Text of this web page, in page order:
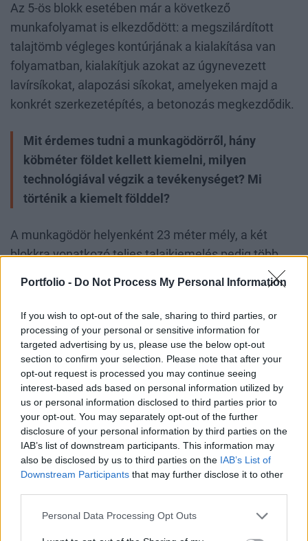
Portfolio - Do Not Process My Personal Information
If you wish to opt-out of the sale, sharing to third parties, or
processing of your personal or sensitive information for
targeted advertising by us, please use the below opt-out
section to confirm your selection. Please note that after your
opt-out request is processed you may continue seeing
interest-based ads based on personal information utilized by
us or personal information disclosed to third parties prior to
your opt-out. You may separately opt-out of the further
disclosure of your personal information by third parties on the
IAB’s list of downstream participants. This information may
also be disclosed by us to third parties on the IAB’s List of
Downstream Participants that may further disclose it to other
Personal Data Processing Opt Outs
Az 5-ös blokk esetében már a következő
munkafolyamat is elkezdődött: a megszilárdított
talajtömb végleges kontúrjának a kialakítása van
folyamatban, kialakítjuk azokat az úgynevezett
lavírsíkokat, alapozási síkokat, amelyeken majd a
konkrét szerkezetépítés, a betonozás megkezdődik.
Mit érdemes tudni a munkagödörről, hány
köbméter földet kellett kiemelni, milyen
technológiával végzik a tevékenységet? Mi
történik a kiemelt földdel?
A munkagödör helyenként 23 méter mély, a két
blokkra vonatkozó teljes talajkiemelés pedig több
említettem, a korábbi bővítési terveknek
megfelelően évtizedekkel ezelőtt megtörtént a
terület rendezése, talajfeltöltés, amit jórészt az 1-4
blokk építésénél kitermelt talajjal oldottak meg. Első
lépésként ezt a korábban feltöltött terület legfelső, 5
méter vastagságú rétegét kellett letermelni, amit az
építési terület melletti ideiglenes depóniákba
helyezett el a kivitelező Duna Aszfalt cég.
A megszilárdított talaj egy részének a kiemelése a
következő fázis a munkában. Ennek oka, hogy a
talajszilárdítás során a bejuttatott anyag nemcsak a
tervek szerinti végleges talajréteget köti meg,
hanem az a fölöttit is. A cementált réteget